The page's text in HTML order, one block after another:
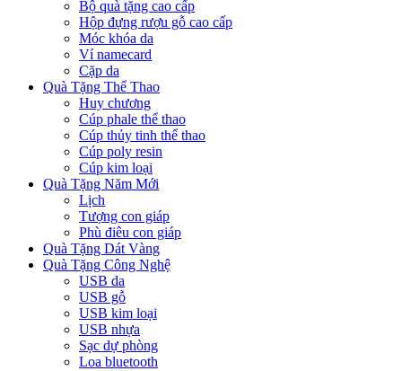
Bộ quà tặng cao cấp
Hộp đựng rượu gỗ cao cấp
Móc khóa da
Ví namecard
Cặp da
Quà Tặng Thể Thao
Huy chương
Cúp phale thể thao
Cúp thủy tinh thể thao
Cúp poly resin
Cúp kim loại
Quà Tặng Năm Mới
Lịch
Tượng con giáp
Phù điêu con giáp
Quà Tặng Dát Vàng
Quà Tặng Công Nghệ
USB da
USB gỗ
USB kim loại
USB nhựa
Sạc dự phòng
Loa bluetooth